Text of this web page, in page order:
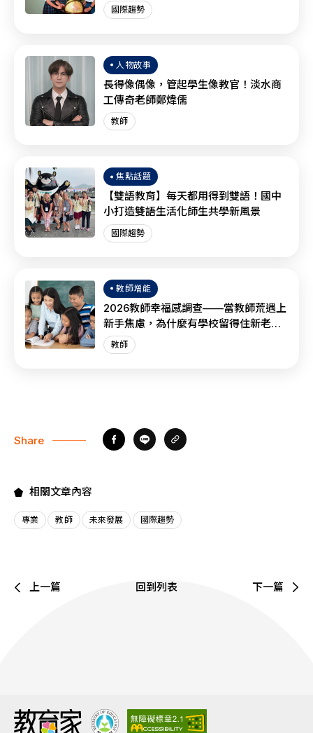
國際趨勢
人物故事
長得像偶像，管起學生像教官！淡水商
工傳奇老師鄭煒儒
教師
焦點話題
【雙語教育】每天都用得到雙語！國中
小打造雙語生活化師生共學新風景
國際趨勢
教師增能
2026教師幸福感調查——當教師荒遇上
新手焦慮，為什麼有學校留得住新老
師？
教師
Share
相關文章內容
專業 教師 未來發展 國際趨勢
上一篇 回到列表 下一篇